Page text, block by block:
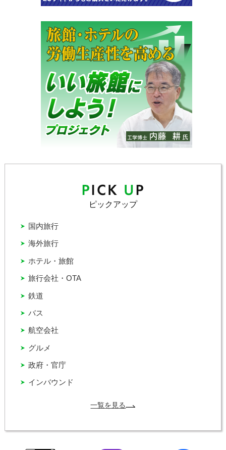
ピックアップ
インバウンド
グルメ
バス
ホテル・旅館
国内旅行
政府・官庁
旅行会社・OTA
海外旅行
航空会社
鉄道
一覧を見る